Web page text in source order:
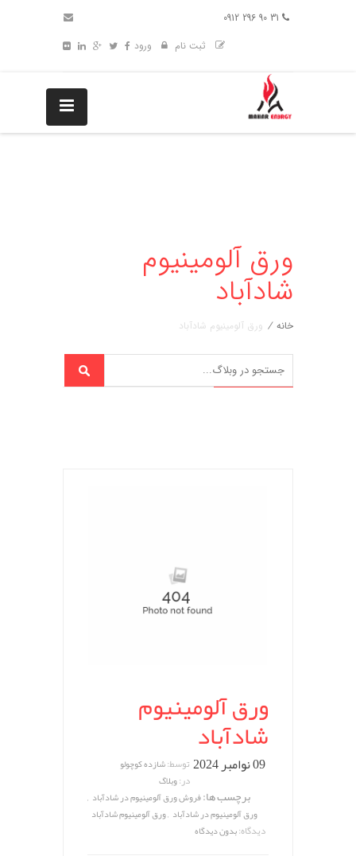
ثبت نام
ورود
ورق آلومینیوم
شادآباد
خانه / ورق آلومینیوم شادآباد
ورق آلومینیوم
شادآباد
09 نوامبر 2024 توسط:شازده کوچولو
در:وبلاگ
برچسب ها:فروش ورق آلومینیوم در شادآباد ,
ورق آلومینیوم در شادآباد ,ورق آلومینیوم شادآباد
دیدگاه:بدون دیدگاه